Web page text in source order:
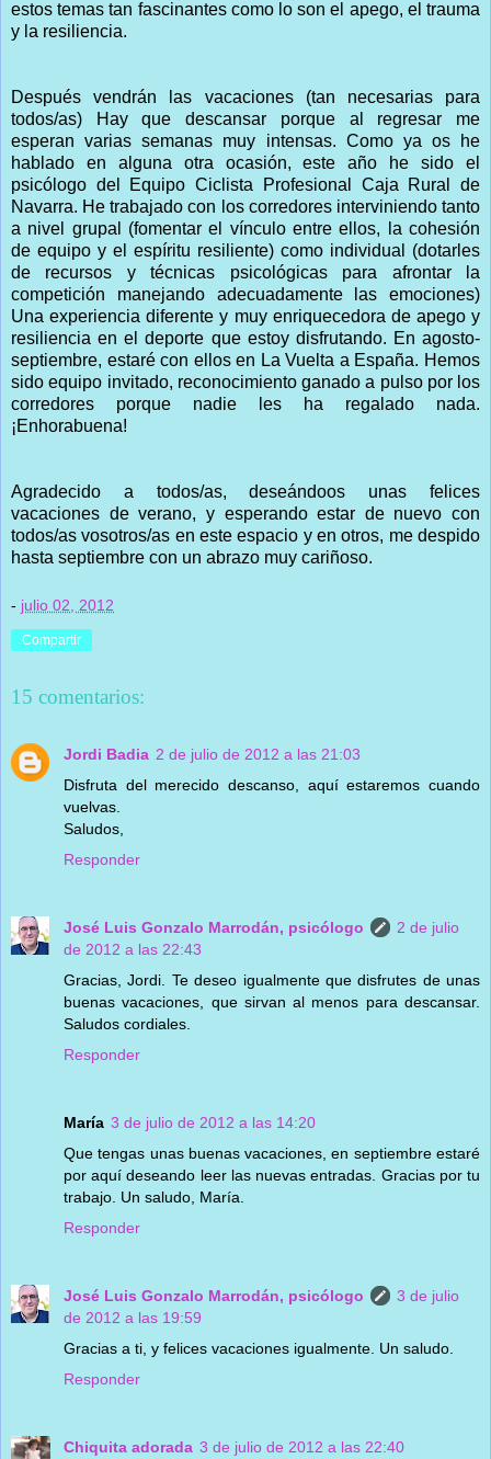
estos temas tan fascinantes como lo son el apego, el trauma
y la resiliencia.
Después vendrán las vacaciones (tan necesarias para
todos/as) Hay que descansar porque al regresar me
esperan varias semanas muy intensas. Como ya os he
hablado en alguna otra ocasión, este año he sido el
psicólogo del Equipo Ciclista Profesional Caja Rural de
Navarra. He trabajado con los corredores interviniendo tanto
a nivel grupal (fomentar el vínculo entre ellos, la cohesión
de equipo y el espíritu resiliente) como individual (dotarles
de recursos y técnicas psicológicas para afrontar la
competición manejando adecuadamente las emociones)
Una experiencia diferente y muy enriquecedora de apego y
resiliencia en el deporte que estoy disfrutando. En agosto-
septiembre, estaré con ellos en La Vuelta a España. Hemos
sido equipo invitado, reconocimiento ganado a pulso por los
corredores porque nadie les ha regalado nada.
¡Enhorabuena!
Agradecido a todos/as, deseándoos unas felices
vacaciones de verano, y esperando estar de nuevo con
todos/as vosotros/as en este espacio y en otros, me despido
hasta septiembre con un abrazo muy cariñoso.
- julio 02, 2012
Compartir
15 comentarios:
Jordi Badia 2 de julio de 2012 a las 21:03
Disfruta del merecido descanso, aquí estaremos cuando
vuelvas.
Saludos,
Responder
José Luis Gonzalo Marrodán, psicólogo
2 de julio
de 2012 a las 22:43
Gracias, Jordi. Te deseo igualmente que disfrutes de unas
buenas vacaciones, que sirvan al menos para descansar.
Saludos cordiales.
Responder
María 3 de julio de 2012 a las 14:20
Que tengas unas buenas vacaciones, en septiembre estaré
por aquí deseando leer las nuevas entradas. Gracias por tu
trabajo. Un saludo, María.
Responder
José Luis Gonzalo Marrodán, psicólogo
3 de julio
de 2012 a las 19:59
Gracias a ti, y felices vacaciones igualmente. Un saludo.
Responder
Chiquita adorada 3 de julio de 2012 a las 22:40